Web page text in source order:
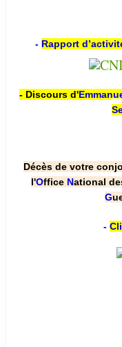
- Rapport
- Discours d'
Décès de votre
l'Office National
G
-